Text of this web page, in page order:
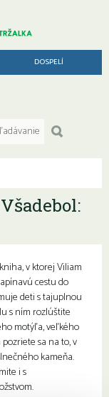
DOSPELÍ
v ktorej Viliam
cestu do
deti s tajuplnou
s ním rozlúštite
motýľa, veľkého
sa na to, v
kameňa.
i s